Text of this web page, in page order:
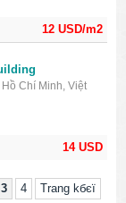
12 USD/m2
14 USD
Chí Minh, Việt
3 4
Trang kбєї